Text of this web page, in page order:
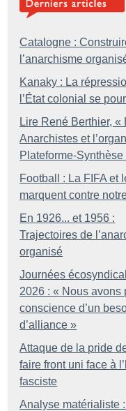
Catalogne :
l’anarchisme
Kanaky : La
l’État colonial se
Lire René Berthier, «
Anarchistes et
Plateforme-Synthèse
Football : La FIFA et
marquent contre
En 1926... et 1956 :
Trajectoires de
organisé
Journées
2026 : « Nous avons
conscience d’un
d’alliance »
Attaque de la pride
faire front uni face à
fasciste
Analyse matérialiste